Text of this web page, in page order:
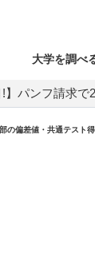
大学を調べ
!】パンフ請求
の偏差値・共通テスト得